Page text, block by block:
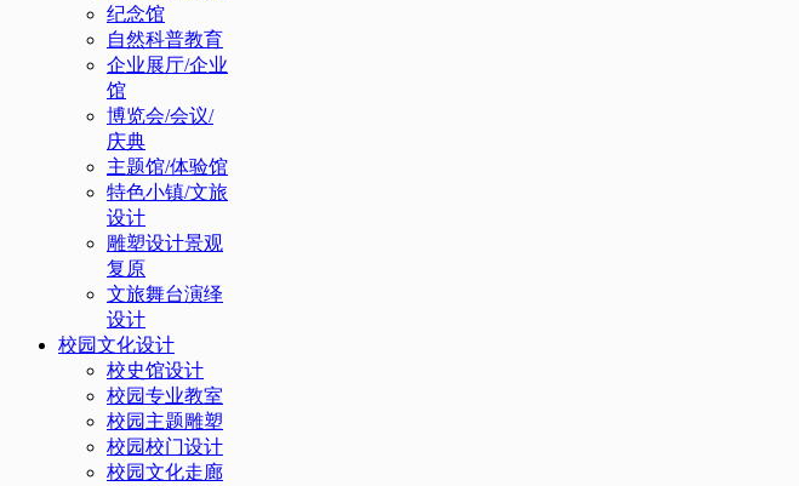
纪念馆
自然科普教育
企业展厅/企业
馆
博览会/会议/
庆典
主题馆/体验馆
特色小镇/文旅
设计
雕塑设计景观
复原
文旅舞台演绎
设计
校园文化设计
校史馆设计
校园专业教室
校园主题雕塑
校园校门设计
校园文化走廊